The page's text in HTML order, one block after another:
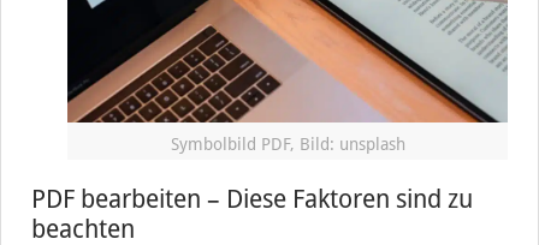
Symbolbild PDF, Bild: unsplash
PDF bearbeiten – Diese Faktoren sind zu
beachten